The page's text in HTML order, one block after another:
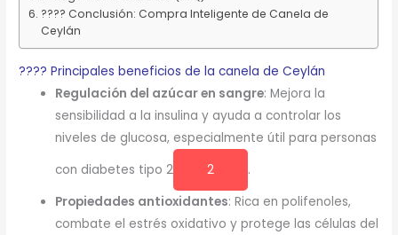
???? Conclusión: Compra Inteligente de Canela de
Ceylán
???? Principales beneficios de la canela de Ceylán
Regulación del azúcar en sangre: Mejora la
sensibilidad a la insulina y ayuda a controlar los
niveles de glucosa, especialmente útil para personas
con diabetes tipo 2
2
.
Propiedades antioxidantes: Rica en polifenoles,
combate el estrés oxidativo y protege las células del